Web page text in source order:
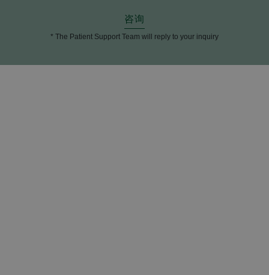
咨询
* The Patient Support Team will reply to your inquiry